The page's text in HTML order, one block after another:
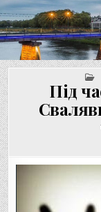
Перейти
до
вмісту
UNGVAR.UZ.UA
Під